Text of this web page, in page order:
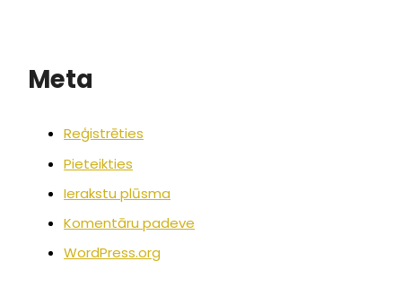
Meta
Reģistrēties
Pieteikties
Ierakstu plūsma
Komentāru padeve
WordPress.org